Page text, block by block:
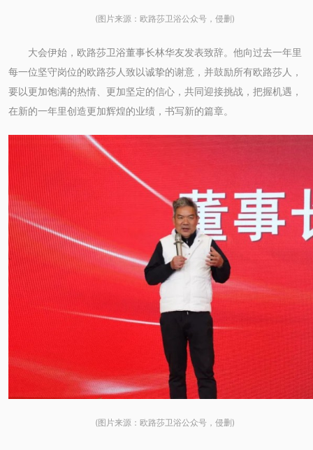
(图片来源：欧路莎卫浴公众号，侵删)
大会伊始，欧路莎卫浴董事长林华友发表致辞。他向过去一年里
每一位坚守岗位的欧路莎人致以诚挚的谢意，并鼓励所有欧路莎人，
要以更加饱满的热情、更加坚定的信心，共同迎接挑战，把握机遇，
在新的一年里创造更加辉煌的业绩，书写新的篇章。
(图片来源：欧路莎卫浴公众号，侵删)